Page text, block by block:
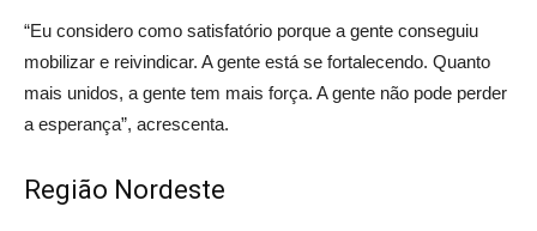
“Eu considero como satisfatório porque a gente conseguiu
mobilizar e reivindicar. A gente está se fortalecendo. Quanto
mais unidos, a gente tem mais força. A gente não pode perder
a esperança”, acrescenta.
Região Nordeste